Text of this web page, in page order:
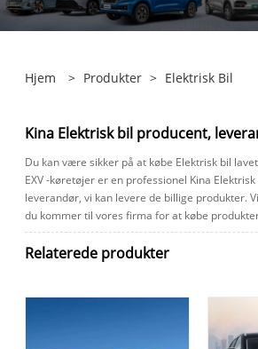
Hjem > Produkter > Elektrisk Bil
Kina Elektrisk bil producent,
Du kan være sikker på at købe Elektrisk bil
EXV -køretøjer er en professionel Kina
leverandør, vi kan levere de billige produkter.
du kommer til vores firma for at købe
Relaterede produkter